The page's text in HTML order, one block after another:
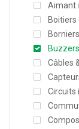
Aimant
Boitiers
Borniers
Câbles
Circuits